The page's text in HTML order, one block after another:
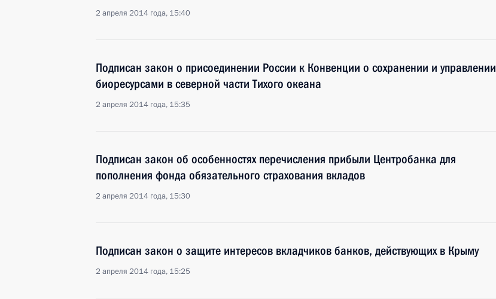
2 апреля 2014 года, 15:40
Подписан закон о присоединении России к Конвенции о сохранении и управлении
биоресурсами в северной части Тихого океана
2 апреля 2014 года, 15:35
Подписан закон об особенностях перечисления прибыли Центробанка для
пополнения фонда обязательного страхования вкладов
2 апреля 2014 года, 15:30
Подписан закон о защите интересов вкладчиков банков, действующих в Крыму
2 апреля 2014 года, 15:25